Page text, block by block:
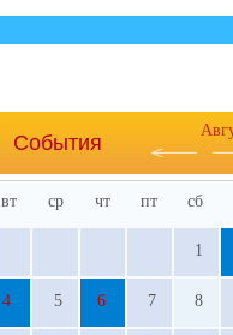
События
вт ср чт пт сб
1
4 5 6 7 8